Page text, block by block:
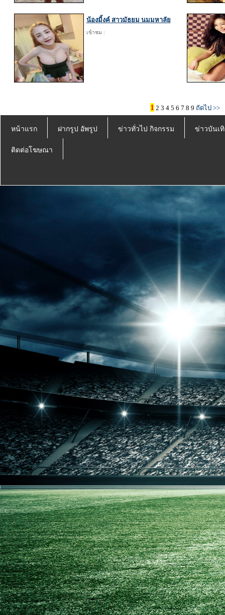
น้องมิ้งค์ สาวมัธยม นมมหาลัย
เข้าชม :
1 2 3 4 5 6 7 8 9 ถัดไป >>
หน้าแรก ฝากรูป อัพรูป ข่าวทั่วไป กิจกรรม ข่าวบันเ
ติดต่อโฆษณา